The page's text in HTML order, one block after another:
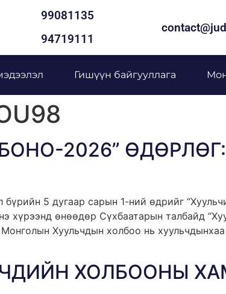
99081135
94719111
Гишүүн байгууллага
2026”
5 дугаар сарын 1-ний өдрийг
хүрээнд өнөөдөр Сүхбаатарын талбайд
Хуульчдын холбоо нь
ХОЛБООНЫ